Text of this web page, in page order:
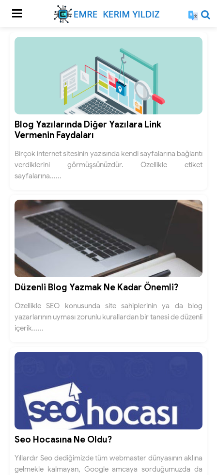
Blog Yazılarında Diğer Yazılara Link
Vermenin Faydaları
Birçok internet sitesinin yazısında kendi sayfalarına bağlantı
verdiklerini görmüşsünüzdür. Özellikle etiket
sayfalarına......
Düzenli Blog Yazmak Ne Kadar Önemli?
Özellikle SEO konusunda site sahiplerinin ya da blog
yazarlarının uyması zorunlu kurallardan bir tanesi de düzenli
içerik......
Seo Hocasına Ne Oldu?
Yıllardır Seo dediğimizde tüm webmaster dünyasının aklına
gelmekle kalmayan, Google amcaya sorduğumuzda da